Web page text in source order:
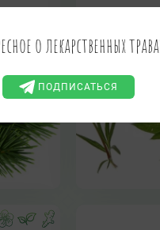
о лекарственных
ПОДПИСАТЬСЯ